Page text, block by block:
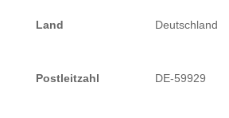
Land Deutschland
Postleitzahl DE-59929